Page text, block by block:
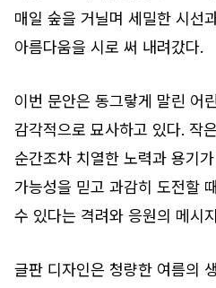
매일 숲을 거닐며 세밀한 시선
아름다움을 시로 써 내려갔다.
이번 문안은 동그랗게 말린 어
감각적으로 묘사하고 있다. 작
순간조차 치열한 노력과 용기
가능성을 믿고 과감히 도전할
수 있다는 격려와 응원의 메시
글판 디자인은 청량한 여름의